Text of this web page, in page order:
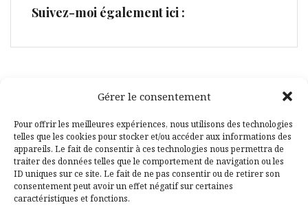
Gérer le consentement
Pour offrir les meilleures expériences, nous utilisons des technologies
telles que les cookies pour stocker et/ou accéder aux informations des
appareils. Le fait de consentir à ces technologies nous permettra de
traiter des données telles que le comportement de navigation ou les
ID uniques sur ce site. Le fait de ne pas consentir ou de retirer son
consentement peut avoir un effet négatif sur certaines
caractéristiques et fonctions.
Suivez-moi également ici :
Facebook
Pinterest